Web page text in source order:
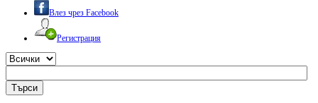
Влез чрез Facebook
Регистрация